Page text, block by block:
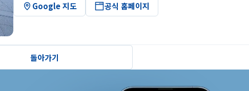
Google 지도
공식 홈페이지
돌아가기